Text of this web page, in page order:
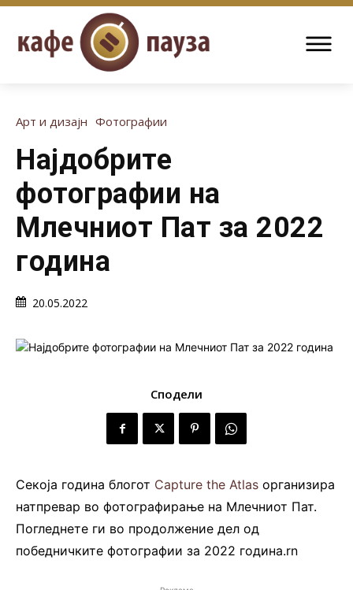
Арт и дизајн Фотографии
Најдобрите
фотографии на
Млечниот Пат за 2022
година
20.05.2022
Сподели
Секоја година блогот Capture the Atlas организира
натпревар во фотографирање на Млечниот Пат.
Погледнете ги во продолжение дел од
победничките фотографии за 2022 година.rn